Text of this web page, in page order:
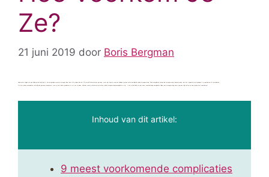
Ze?
21 juni 2019 door Boris Bergman
Inhoud van dit artikel:
9 meest voorkomende complicaties